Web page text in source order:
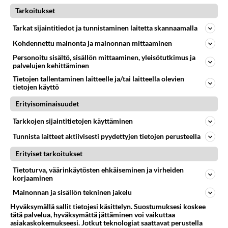
05.08.2026 05:51
Tiesitkö? Martina Aitolehden isäpuoli on tämä suosittu laulaja
31
1169
Mitä töitä kaivattusi on tehnyt?
😅
05.08.2026 13:25
926
Jos SDP ei voita reilusti, persut kumoavat demokratian Suomesta
06.08.2026 09:02
Maailman menoa
455
925
Voiko meidän välit
05.08.2026 05:34
Ikävä
922
Onko kaivattusi
Kummallinen jossakin suhteessa?
05.08.2026 17:47
Ikävä
48
Tarkoitukset
Tarkat sijaintitiedot ja tunnistaminen laitetta skannaamalla
Kohdennettu mainonta ja mainonnan mittaaminen
Personoitu sisältö, sisällön mittaaminen, yleisötutkimus ja
palvelujen kehittäminen
Tietojen tallentaminen laitteelle ja/tai laitteella olevien
tietojen käyttö
Erityisominaisuudet
Tarkkojen sijaintitietojen käyttäminen
Tunnista laitteet aktiivisesti pyydettyjen tietojen perusteella
Erityiset tarkoitukset
Tietoturva, väärinkäytösten ehkäiseminen ja virheiden
korjaaminen
Mainonnan ja sisällön tekninen jakelu
Hyväksymällä sallit tietojesi käsittelyn. Suostumuksesi koskee
tätä palvelua, hyväksymättä jättäminen voi vaikuttaa
asiakaskokemukseesi. Jotkut teknologiat saattavat perustella